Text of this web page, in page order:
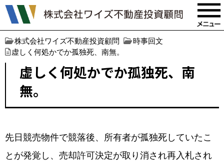
株式会社ワイズ不動産投資顧問
時事回文
虚しく何処かでか孤独死、南無。
虚しく何処かでか孤独死、南
無。
先日競売物件で競落後、所有者が孤独死していたこ
とが発覚し、売却許可決定が取り消され再入札され